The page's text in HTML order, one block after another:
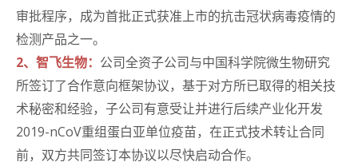
审批程序，成为首批正式获准上市的抗击冠状病毒疫情的
检测产品之一。
2、智飞生物： 公司全资子公司与中国科学院微生物研究
所签订了合作意向框架协议，基于对方所已取得的相关技
术秘密和经验，子公司有意受让并进行后续产业化开发
2019-nCoV重组蛋白亚单位疫苗，在正式技术转让合同
前，双方共同签订本协议以尽快启动合作。